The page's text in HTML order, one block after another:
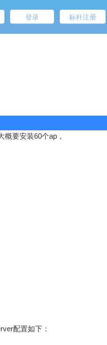
标杆注册
登录
要安装60个ap，
配置如下：